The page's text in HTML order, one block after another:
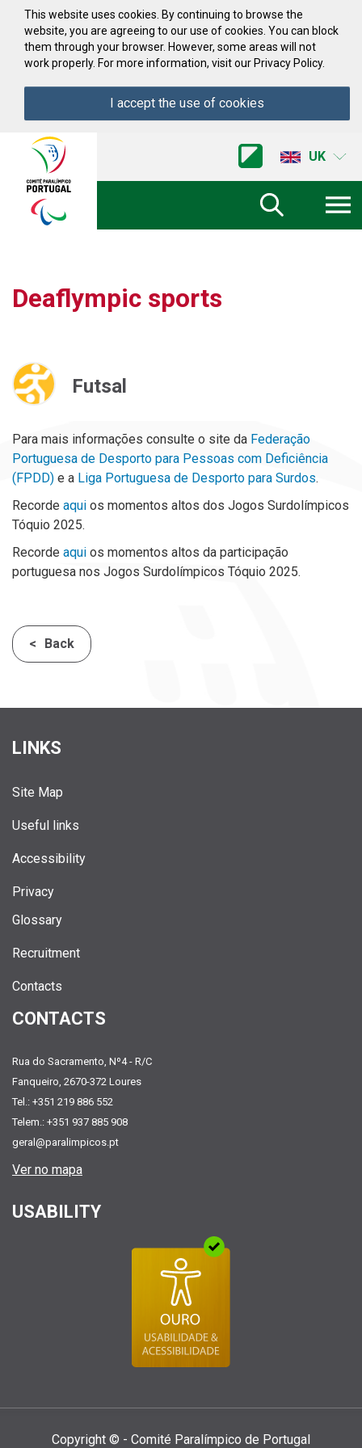
Skip to Content
This website uses cookies. By continuing to browse the
website, you are agreeing to our use of cookies. You can block
them through your browser. However, some areas will not
work properly. For more information, visit our Privacy Policy.
I accept the use of cookies
Comite
Paralimpico
Portugal
UK
Deaflympic sports
Futsal
Para mais informações consulte o site da Federação
Portuguesa de Desporto para Pessoas com Deficiência
(FPDD) e a Liga Portuguesa de Desporto para Surdos.
Recorde aqui os momentos altos dos Jogos Surdolímpicos
Tóquio 2025.
Recorde aqui os momentos altos da participação
portuguesa nos Jogos Surdolímpicos Tóquio 2025.
Back
LINKS
Site Map
Useful links
Accessibility
Privacy
Glossary
Recruitment
Contacts
CONTACTS
Rua do Sacramento, Nº4 - R/C
Fanqueiro, 2670-372 Loures
Tel.: +351 219 886 552
Telem.: +351 937 885 908
geral@paralimpicos.pt
Ver no mapa
USABILITY
Copyright © - Comité Paralí­mpico de Portugal